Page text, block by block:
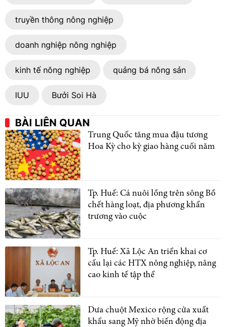
truyền thông nông nghiệp
doanh nghiệp nông nghiệp
kinh tế nông nghiệp quảng bá nông sản
IUU Bưởi Soi Hà
BÀI LIÊN QUAN
Trung Quốc tăng mua đậu tương
Hoa Kỳ cho kỳ giao hàng cuối năm
Tp. Huế: Cá nuôi lồng trên sông Bồ
chết hàng loạt, địa phương khẩn
trương vào cuộc
Tp. Huế: Xã Lộc An triển khai cơ
cấu lại các HTX nông nghiệp, nâng
cao kinh tế tập thể
Dưa chuột Mexico rộng cửa xuất
khẩu sang Mỹ nhờ biến động địa